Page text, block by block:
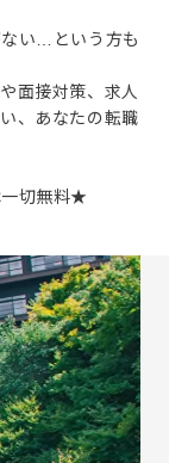
い…という方も
面接対策、求人
、あなたの転職
切無料★